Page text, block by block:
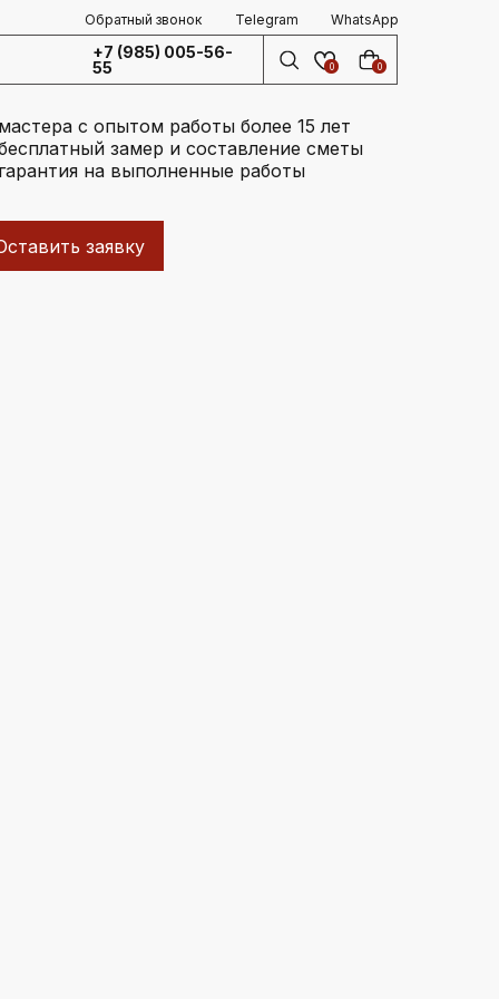
Обратный звонок Telegram WhatsApp
+7 (985) 005-56-
55
0 0
с опытом работы более 15 лет
замер и составление сметы
на выполненные работы
заявку